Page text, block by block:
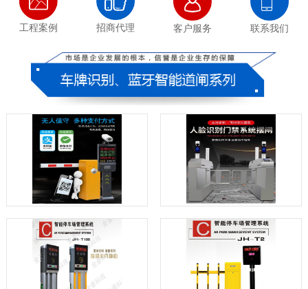
工程案例 招商代理 客户服务 联系我们